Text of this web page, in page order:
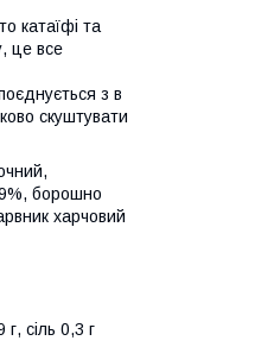
катаїфі та
це все
з в
скуштувати
борошно
харчовий
сіль 0,3 г